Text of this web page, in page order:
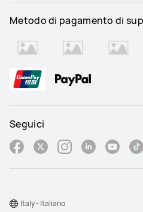
Metodo di pagamento di
Seguici
Italy - Italiano